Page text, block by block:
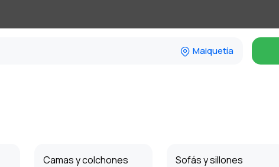
Maiquetía
Camas y colchones Sofás y sillones